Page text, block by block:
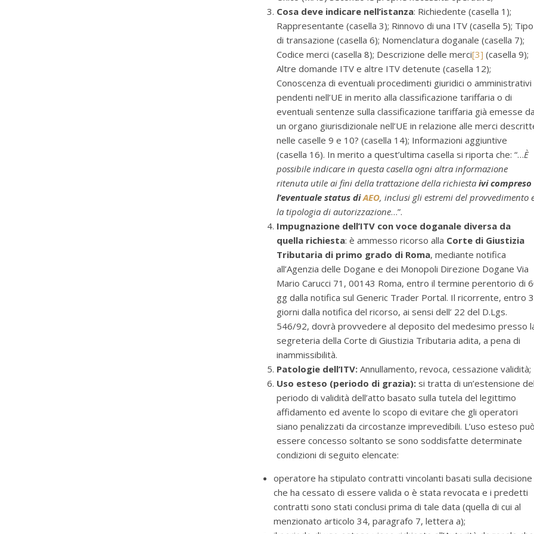
Cosa deve indicare nell’istanza: Richiedente (casella 1);
Rappresentante (casella 3); Rinnovo di una ITV (casella 5); Tipo
di transazione (casella 6); Nomenclatura doganale (casella 7);
Codice merci (casella 8); Descrizione delle merci[3] (casella 9);
Altre domande ITV e altre ITV detenute (casella 12);
Conoscenza di eventuali procedimenti giuridici o amministrativi
pendenti nell’UE in merito alla classificazione tariffaria o di
eventuali sentenze sulla classificazione tariffaria già emesse da
un organo giurisdizionale nell’UE in relazione alle merci
nelle caselle 9 e 10? (casella 14); Informazioni aggiuntive
(casella 16). In merito a quest’ultima casella si riporta che: “…È
possibile indicare in questa casella ogni altra informazione
ritenuta utile ai fini della trattazione della richiesta ivi compreso
l’eventuale status diAEO, inclusi gli estremi del provvedimento
la tipologia di autorizzazione…”.
Impugnazione dell’ITV con voce doganale diversa da
quella richiesta: è ammesso ricorso alla Corte di Giustizia
Tributaria di primo grado di Roma, mediante notifica
all’Agenzia delle Dogane e dei Monopoli Direzione Dogane Via
Mario Carucci 71, 00143 Roma, entro il termine perentorio di
gg dalla notifica sul Generic Trader Portal. Il ricorrente, entro
giorni dalla notifica del ricorso, ai sensi dell’ 22 del D.Lgs.
546/92, dovrà provvedere al deposito del medesimo presso
segreteria della Corte di Giustizia Tributaria adita, a pena di
inammissibilità.
Patologie dell’ITV: Annullamento, revoca, cessazione validità;
Uso esteso (periodo di grazia): si tratta di un’estensione del
periodo di validità dell’atto basato sulla tutela del legittimo
affidamento ed avente lo scopo di evitare che gli operatori
siano penalizzati da circostanze imprevedibili. L’uso esteso può
essere concesso soltanto se sono soddisfatte determinate
condizioni di seguito elencate:
operatore ha stipulato contratti vincolanti basati sulla decisione
che ha cessato di essere valida o è stata revocata e i predetti
contratti sono stati conclusi prima di tale data (quella di cui al
menzionato articolo 34, paragrafo 7, lettera a);